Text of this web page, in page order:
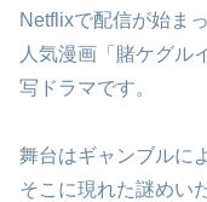
Netflixで配信が始ま
人気漫画「賭ケグル
写ドラマです。
舞台はギャンブルに
そこに現れた謎めい